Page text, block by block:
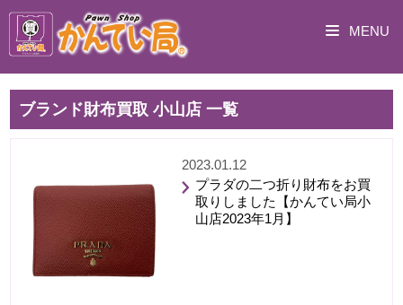
MENU
ブランド財布買取 小山店 一覧
2023.01.12
プラダの二つ折り財布をお買
取りしました【かんてい局小
山店2023年1月】